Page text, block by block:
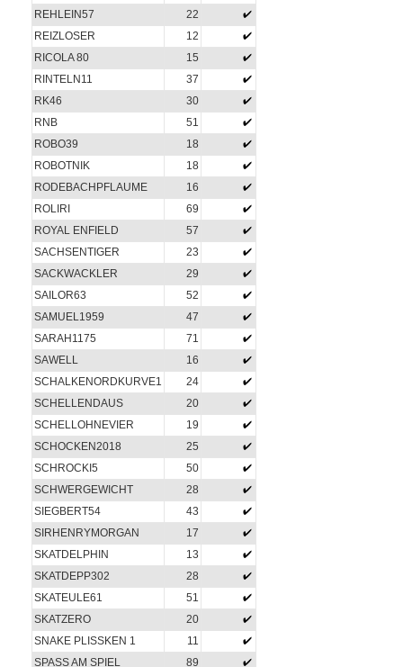
REHLEIN57
22
REIZLOSER
12
RICOLA 80
15
RINTELN11
37
RK46
30
RNB
51
ROBO39
18
ROBOTNIK
18
RODEBACHPFLAUME
16
ROLIRI
69
ROYAL ENFIELD
57
SACHSENTIGER
23
SACKWACKLER
29
SAILOR63
52
SAMUEL1959
47
SARAH1175
71
SAWELL
16
SCHALKENORDKURVE1
24
SCHELLENDAUS
20
SCHELLOHNEVIER
19
SCHOCKEN2018
25
SCHROCKI5
50
SCHWERGEWICHT
28
SIEGBERT54
43
SIRHENRYMORGAN
17
SKATDELPHIN
13
SKATDEPP302
28
SKATEULE61
51
SKATZERO
20
SNAKE PLISSKEN 1
11
SPASS AM SPIEL
89